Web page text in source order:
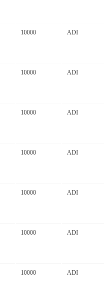
10000 ADI
10000 ADI
10000 ADI
10000 ADI
10000 ADI
10000 ADI
10000 ADI